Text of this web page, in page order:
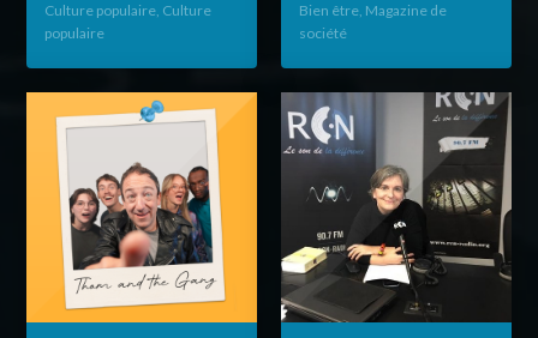
Culture populaire, Culture
populaire
Bien être, Magazine de
société